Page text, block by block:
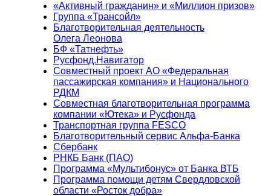
«Активный гражданин» и «Миллион призов»
Группа «Трансойл»
Благотворительная деятельность
Олега Леонова
БФ «Татнефть»
Русфонд.Навигатор
Совместный проект АО «Федеральная
пассажирская компания» и Национального
РДКМ
Совместная благотворительная программа
компании «Ютека» и Русфонда
Транспортная группа FESCO
Благотворительный сервис Альфа-Банка
Сбербанк
РНКБ Банк (ПАО)
Программа «Мультибонус» от Банка ВТБ
Программа помощи детям Свердловской
области «Росток добра»